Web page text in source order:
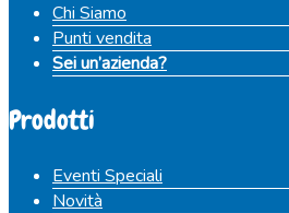
Chi Siamo
Punti vendita
Sei un’azienda?
Prodotti
Eventi Speciali
Novità